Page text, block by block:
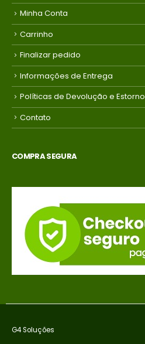
Minha Conta
Carrinho
Finalizar pedido
Informações de Entrega
Políticas de Devolução e Estorno
Contato
COMPRA SEGURA
G4 Soluções